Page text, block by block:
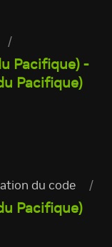
/
Pacifique) -
Pacifique)
du code /
Pacifique)